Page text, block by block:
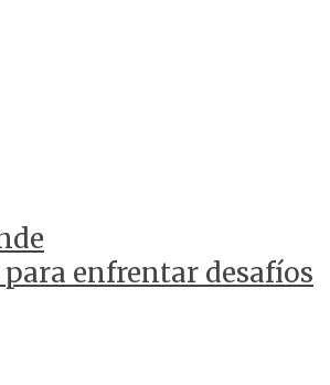
enfrentar desafíos